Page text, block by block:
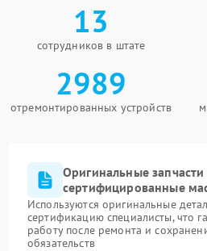
13
сотрудников в штате
2989
отремонтированных устройств
Оригинальные запчасти
сертифицированные
Используются оригинальные
сертификацию специалисты, что
работу после ремонта и
обязательств